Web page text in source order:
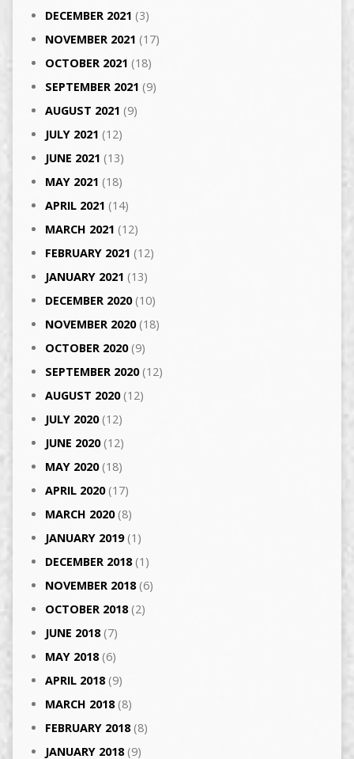
DECEMBER 2021 (3)
NOVEMBER 2021 (17)
OCTOBER 2021 (18)
SEPTEMBER 2021 (9)
AUGUST 2021 (9)
JULY 2021 (12)
JUNE 2021 (13)
MAY 2021 (18)
APRIL 2021 (14)
MARCH 2021 (12)
FEBRUARY 2021 (12)
JANUARY 2021 (13)
DECEMBER 2020(10)
NOVEMBER 2020(18)
OCTOBER 2020(9)
SEPTEMBER 2020(12)
AUGUST 2020(12)
JULY 2020(12)
JUNE 2020(12)
MAY 2020(18)
APRIL 2020(17)
MARCH 2020(8)
JANUARY 2019(1)
DECEMBER 2018(1)
NOVEMBER 2018(6)
OCTOBER 2018(2)
JUNE 2018(7)
MAY 2018(6)
APRIL 2018(9)
MARCH 2018(8)
FEBRUARY 2018(8)
JANUARY 2018(9)